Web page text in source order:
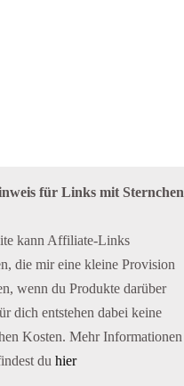
für Links mit Sternchen
kann Affiliate-Links
die mir eine kleine Provision
wenn du Produkte darüber
dich entstehen dabei keine
Kosten. Mehr Informationen
du hier